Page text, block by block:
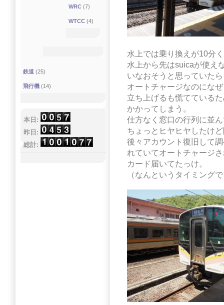
水上では乗り換えが10分
水上から先はsuicaが使え
いなおそうと思っていた
オートチャージなのにな
立ち上げるも慌てている
かかってしまう。
仕方なく窓口の行列に並
ちょっとヒヤヒヤしたけ
後々アカウント復旧して
れていてオートチャージ
カード届いてたっけ。
（なんというタイミング
WRC (7)
WTCC (4)
鉄道 (25)
飛行機 (14)
本日:
昨日:
総計: